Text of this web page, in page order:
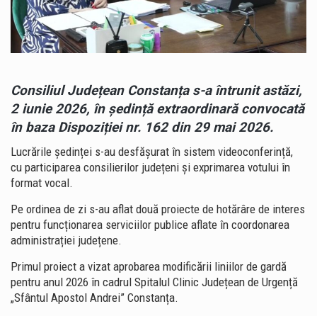
Consiliul Județean Constanța s-a întrunit astăzi,
2 iunie 2026, în ședință extraordinară convocată
în baza Dispoziției nr. 162 din 29 mai 2026.
Lucrările ședinței s-au desfășurat în sistem videoconferință,
cu participarea consilierilor județeni și exprimarea votului în
format vocal.
Pe ordinea de zi s-au aflat două proiecte de hotărâre de interes
pentru funcționarea serviciilor publice aflate în coordonarea
administrației județene.
Primul proiect a vizat aprobarea modificării liniilor de gardă
pentru anul 2026 în cadrul Spitalul Clinic Județean de Urgență
„Sfântul Apostol Andrei” Constanța.